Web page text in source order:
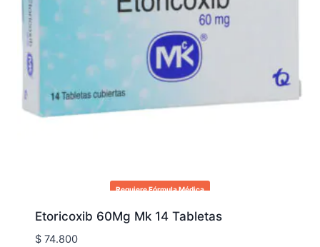
Requiere Fórmula Médica
Etoricoxib 60Mg Mk 14 Tabletas
$74.800